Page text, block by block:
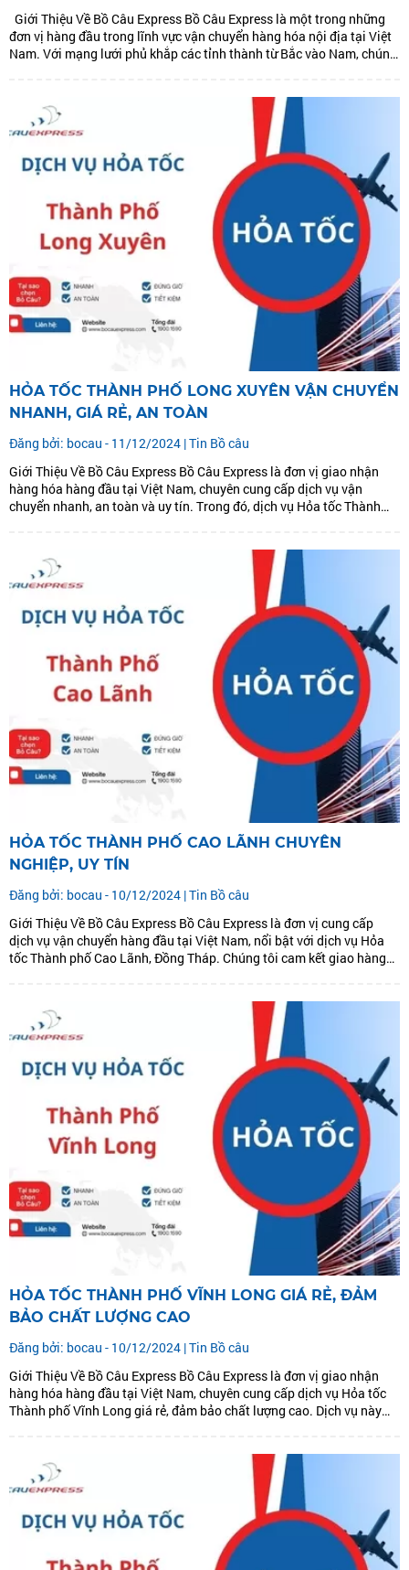
đơn vị hàng đầu trong lĩnh vực vận chuyển hàng hóa nội địa tại Việt
Nam. Với mạng lưới phủ khắp các tỉnh thành từ Bắc vào Nam, chúng
HỎA TỐC THÀNH PHỐ LONG XUYÊN VẬN CHUYỂN
NHANH, GIÁ RẺ, AN TOÀN
Đăng bởi: bocau - 11/12/2024 |Tin Bồ câu
Giới Thiệu Về Bồ Câu Express Bồ Câu Express là đơn vị giao nhận
hàng hóa hàng đầu tại Việt Nam, chuyên cung cấp dịch vụ vận
chuyển nhanh, an toàn và uy tín. Trong đó, dịch vụ Hỏa tốc Thành
HỎA TỐC THÀNH PHỐ CAO LÃNH CHUYÊN
NGHIỆP, UY TÍN
Đăng bởi: bocau - 10/12/2024 |Tin Bồ câu
Giới Thiệu Về Bồ Câu Express Bồ Câu Express là đơn vị cung cấp
dịch vụ vận chuyển hàng đầu tại Việt Nam, nổi bật với dịch vụ Hỏa
tốc Thành phố Cao Lãnh, Đồng Tháp. Chúng tôi cam kết giao hàng
HỎA TỐC THÀNH PHỐ VĨNH LONG GIÁ RẺ, ĐẢM
BẢO CHẤT LƯỢNG CAO
Đăng bởi: bocau - 10/12/2024 |Tin Bồ câu
Giới Thiệu Về Bồ Câu Express Bồ Câu Express là đơn vị giao nhận
hàng hóa hàng đầu tại Việt Nam, chuyên cung cấp dịch vụ Hỏa tốc
Thành phố Vĩnh Long giá rẻ, đảm bảo chất lượng cao. Dịch vụ này